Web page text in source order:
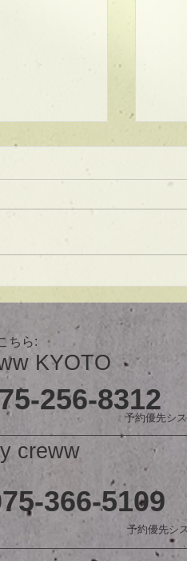
つっとボ
るボブを提供
あります。
い方はご相談
さいませ。...
ュ！
ちら:
予約優先シ
KYOTO
256-8312
creww
366-5109
予約優先シ